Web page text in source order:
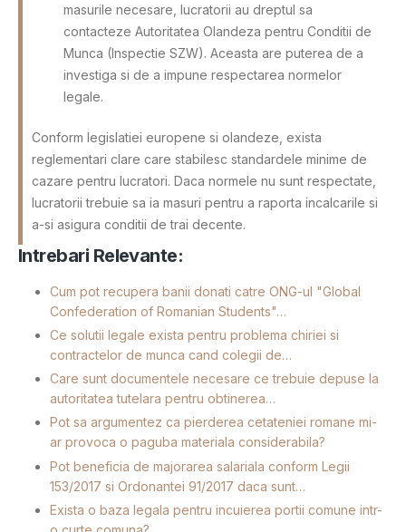
masurile necesare, lucratorii au dreptul sa
contacteze Autoritatea Olandeza pentru Conditii de
Munca (Inspectie SZW). Aceasta are puterea de a
investiga si de a impune respectarea normelor
legale.
Conform legislatiei europene si olandeze, exista
reglementari clare care stabilesc standardele minime de
cazare pentru lucratori. Daca normele nu sunt respectate,
lucratorii trebuie sa ia masuri pentru a raporta incalcarile si
a-si asigura conditii de trai decente.
Intrebari Relevante:
Cum pot recupera banii donati catre ONG-ul "Global
Confederation of Romanian Students"…
Ce solutii legale exista pentru problema chiriei si
contractelor de munca cand colegii de…
Care sunt documentele necesare ce trebuie depuse la
autoritatea tutelara pentru obtinerea…
Pot sa argumentez ca pierderea cetateniei romane mi-
ar provoca o paguba materiala considerabila?
Pot beneficia de majorarea salariala conform Legii
153/2017 si Ordonantei 91/2017 daca sunt…
Exista o baza legala pentru incuierea portii comune intr-